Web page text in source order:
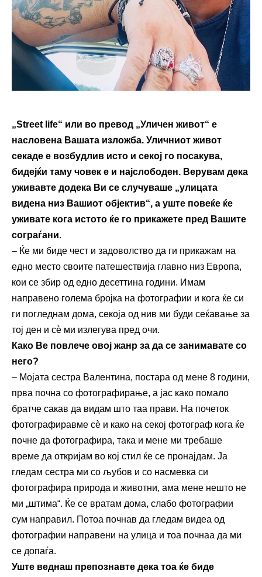
„Street life“ или во превод „Уличен живот“ е
насловена Вашата изложба. Уличниот живот
секаде е возбудлив исто и секој го посакува,
бидејќи таму човек е и најслободен. Верувам дека
уживавте додека Ви се случуваше „улицата
видена низ Вашиот објектив“, а уште повеќе ќе
уживате кога истото ќе го прикажете пред Вашите
сограѓани.
– Ќе ми биде чест и задоволство да ги прикажам на
едно место своите патешествија главно низ Европа,
кои се збир од едно десеттина години. Имам
направено голема бројка на фотографии и кога ќе си
ги погледнам дома, секоја од нив ми буди сеќавање за
тој ден и сѐ ми излегува пред очи.
Како Ве повлече овој жанр за да се занимавате со
него?
– Мојата сестра Валентина, постара од мене 8 години,
прва почна со фотографирање, а јас како помало
братче сакав да видам што таа прави. На почеток
фотографиравме сѐ и како на секој фотограф кога ќе
почне да фотографира, така и мене ми требаше
време да откријам во кој стил ќе се пронајдам. Ја
гледам сестра ми со љубов и со насмевка си
фотографира природа и животни, ама мене нешто не
ми „штима“. Ќе се вратам дома, слабо фотографии
сум направил. Потоа почнав да гледам видеа од
фотографии направени на улица и тоа почнаа да ми
се допаѓа.
Уште веднаш препознавте дека тоа ќе биде